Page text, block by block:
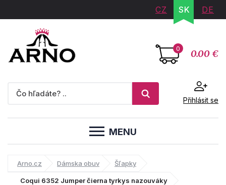
CZ SK DE
0 0.00 €
Přihlásit se
MENU
Arno.cz Dámska obuv Šľapky
Coqui 6352 Jumper čierna tyrkys nazouváky